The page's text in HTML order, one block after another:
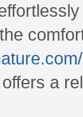
a